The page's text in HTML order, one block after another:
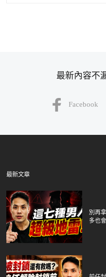
最新內容不
Facebook
最新文章
別再
多也